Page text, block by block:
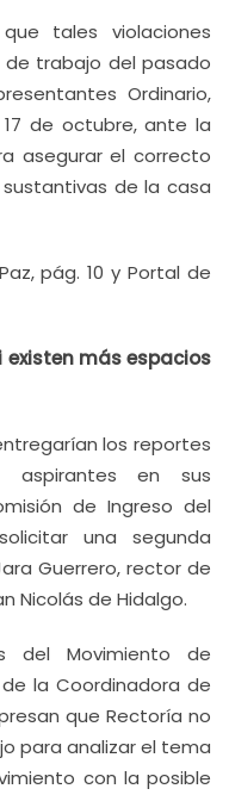
tales violaciones
trabajo del pasado
Ordinario,
de octubre, ante la
asegurar el correcto
de la casa
pág. 10 y Portal de
más espacios
los reportes
en sus
de Ingreso del
una segunda
Guerrero, rector de
Nicolás de Hidalgo.
del Movimiento de
la Coordinadora de
que Rectoría no
para analizar el tema
con la posible